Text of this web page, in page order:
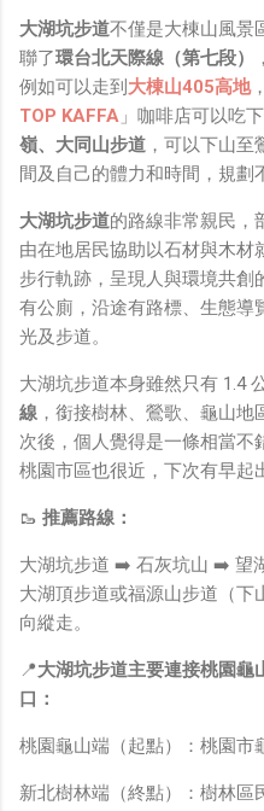
技了（多黑？比巴西黑鮑魚
也非啥黑科技，只是政府不
Ray-ban Meta 的黑科技，
在搞那支眼鏡，然後把軟體
致優化後的成果罷了！ 當
鏡有塞入一個強大的 WiFi 6
不會有可能是透過 WiFi
串流（確實 Meta 的智能眼
求開啟手機的 WiFi 開關，
道做的），而去年初我也
來做 POC，確實傳輸效率
級傳完，從眼鏡端將媒體串
Socket 直接傳輸的（這表
耗據說也較大）。 後來因為
大湖坑步道不僅是大棟山風景
聯了環台北天際線（第七段）
例如可以走到 大棟山405高地
TOP KAFFA 」咖啡店可以吃
嶺、大同山步道 ，可以下山
間及自己的體力和時間，規劃
大湖坑步道的路線非常親民，
由在地居民協助以石材與木材
步行軌跡，呈現人與環境共創
有公廁，沿途有路標、生態導
光及步道。
大湖坑步道本身雖然只有 1.4
線 ，銜接樹林、鶯歌、龜山
次後，個人覺得是一條相當不
桃園市區也很近，下次有早起
🥾 推薦路線：
大湖坑步道 ➡️ 石灰坑山 ➡️ 望
大湖頂步道或福源山步道（下
向縱走。
📍大湖坑步道主要連接桃園龜
口：
桃園龜山端（起點）：桃園市
新北樹林端（終點）：樹林區